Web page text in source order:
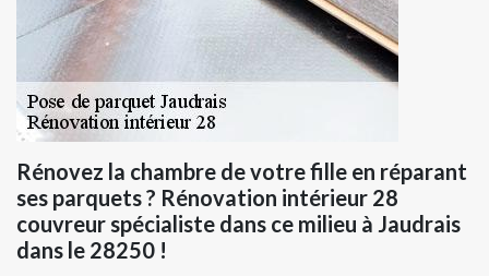
Rénovez la chambre de votre fille en réparant
ses parquets ? Rénovation intérieur 28
couvreur spécialiste dans ce milieu à Jaudrais
dans le 28250 !